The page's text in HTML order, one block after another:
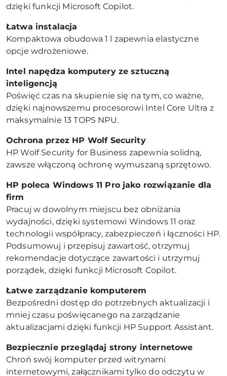
dzięki funkcji Microsoft Copilot.
Łatwa instalacja
Kompaktowa obudowa 1 l zapewnia elastyczne
opcje wdrożeniowe.
Intel napędza komputery ze sztuczną
inteligencją
Poświęć czas na skupienie się na tym, co ważne,
dzięki najnowszemu procesorowi Intel Core Ultra z
maksymalnie 13 TOPS NPU.
Ochrona przez HP Wolf Security
HP Wolf Security for Business zapewnia solidną,
zawsze włączoną ochronę wymuszaną sprzętowo.
HP poleca Windows 11 Pro jako rozwiązanie dla
firm
Pracuj w dowolnym miejscu bez obniżania
wydajności, dzięki systemowi Windows 11 oraz
technologii współpracy, zabezpieczeń i łączności HP.
Podsumowuj i przepisuj zawartość, otrzymuj
rekomendacje dotyczące zawartości i utrzymuj
porządek, dzięki funkcji Microsoft Copilot.
Łatwe zarządzanie komputerem
Bezpośredni dostęp do potrzebnych aktualizacji i
mniej czasu poświęcanego na zarządzanie
aktualizacjami dzięki funkcji HP Support Assistant.
Bezpiecznie przeglądaj strony internetowe
Chroń swój komputer przed witrynami
internetowymi, załącznikami tylko do odczytu w